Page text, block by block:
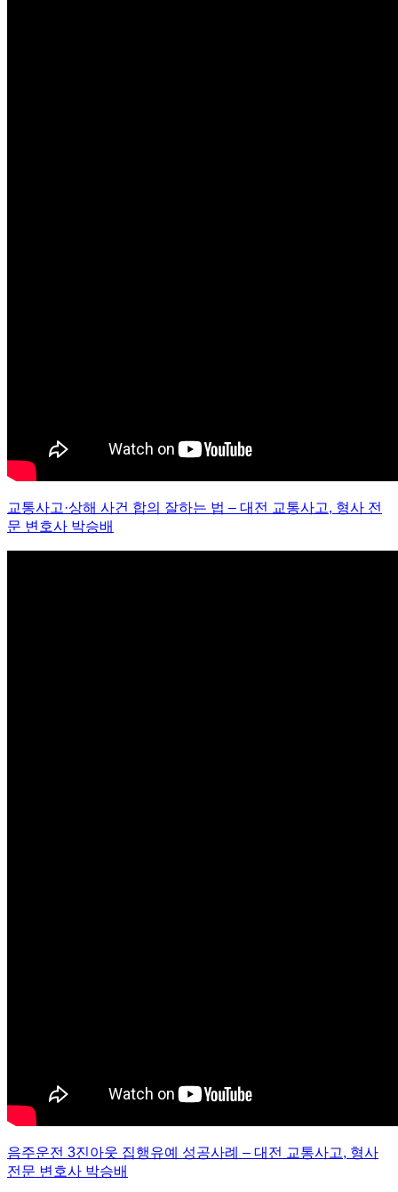
교통사고·상해 사건 합의 잘하는 법 – 대전 교통사고, 형사 전
문 변호사 박승배
음주운전 3진아웃 집행유예 성공사례 – 대전 교통사고, 형사
전문 변호사 박승배